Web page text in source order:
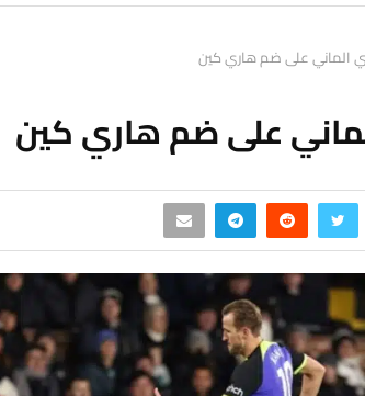
الماني على ضم هاري كين
على ضم هاري كين